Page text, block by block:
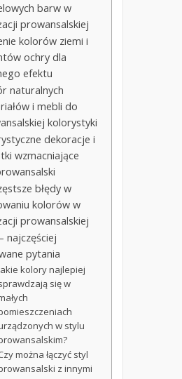
barw w
prowansalskiej
kolorów ziemi i
ochry dla
efektu
naturalnych
i mebli do
kolorystyki
dekoracje i
wzmacniające
błędy w
kolorów w
prowansalskiej
najczęściej
pytania
kolory najlepiej
się w
w stylu
można łączyć styl
z innymi